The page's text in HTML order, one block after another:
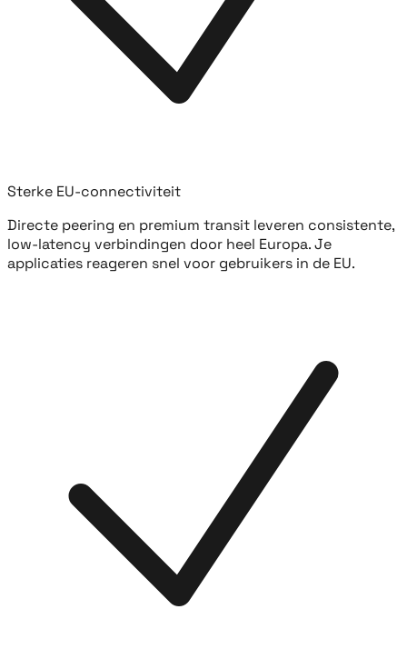
Sterke EU-connectiviteit
Directe peering en premium transit leveren consistente,
low-latency verbindingen door heel Europa. Je
applicaties reageren snel voor gebruikers in de EU.